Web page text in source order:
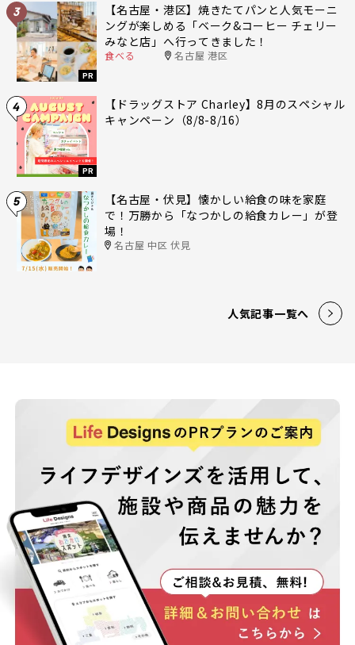
3
PR
【名古屋・港区】焼きたてパンと人気モーニ
ングが楽しめる「ベーク&コーヒー チェリー
みなと店」へ行ってきました！
食べる 名古屋 港区
4
PR
【ドラッグストア Charley】8月のスペシャル
キャンペーン（8/8-8/16）
5
【名古屋・伏見】懐かしい給食の味を家庭
で！万勝から「なつかしの給食カレー」が登
場！
名古屋 中区 伏見
人気記事一覧へ